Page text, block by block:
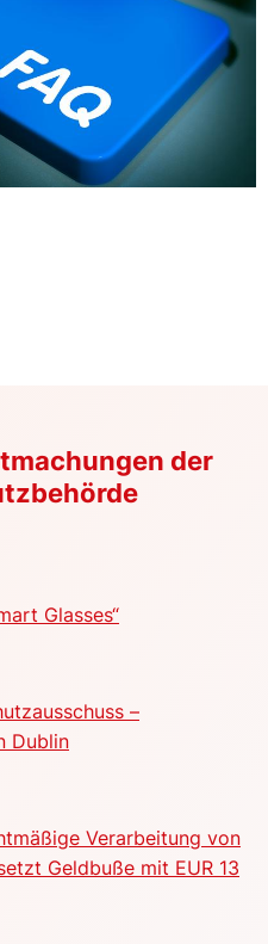
der
Glasses“
–
Dublin
Verarbeitung von
Geldbuße mit EUR 13